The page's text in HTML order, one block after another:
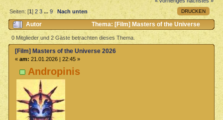
DRUCKEN
Seiten: [1]2 3 ...9 Nach unten
Autor
Thema: [Film] Masters of the Universe
2026 (Gelesen 14233 mal)
0 Mitglieder und 2 Gäste betrachten dieses Thema.
Andropinis
[Film] Masters of the Universe 2026
« am: 21.01.2026 | 22:45 »